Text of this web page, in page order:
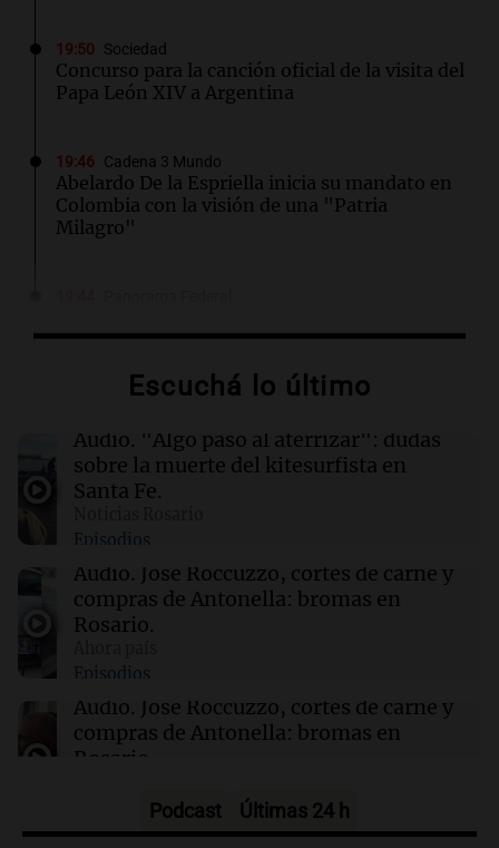
19:50 Sociedad
Concurso para la canción oficial de la visita del
Papa León XIV a Argentina
19:46 Cadena 3 Mundo
Abelardo De la Espriella inicia su mandato en
Colombia con la visión de una "Patria
Milagro"
muerte del kitesurfista en Santa Fe
Inflación: por qué el 2,9% de julio en CABA no
anticipa el dato nacional
El juez Amarante considera "ficción judicial"
el traslado de la causa AFA a Campana
19:25 Sociedad
antes de los 14 años puede afectar el
rendimiento escolar
Escuchá lo último
Audio. "Algo pasó al aterrizar": dudas
sobre la muerte del kitesurfista en
Santa Fe.
Episodios
Audio. José Roccuzzo, cortes de carne y
compras de Antonella: bromas en
Rosario.
Episodios
Audio. José Roccuzzo, cortes de carne y
compras de Antonella: bromas en
Rosario.
Audio.Luciano Cáceres llega a Córdoba a
Podcast Últimas 24 h